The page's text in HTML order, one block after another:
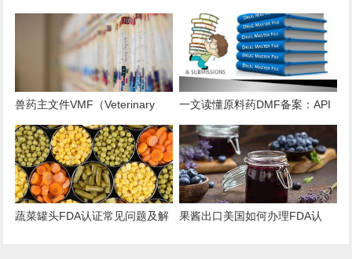
构注册年费上调至 $13785！
用、时效、误区解析
兽药主文件VMF（Veterinary
Master Files）注册办理指南
一文读懂原料药DMF备案：API
出口的“身份证”与“通行证”
蔬菜罐头FDA认证常见问题及解
果酱出口美国如何办理FDA认